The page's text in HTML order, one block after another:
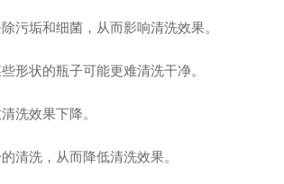
垢和细菌，从而影响清洗效果。
状的瓶子可能更难清洗干净。
洗效果下降。
洗，从而降低清洗效果。